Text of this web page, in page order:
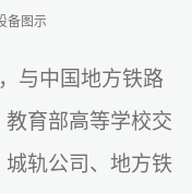
备图示
与中国地方铁路
育部高等学校交
轨公司、地方铁